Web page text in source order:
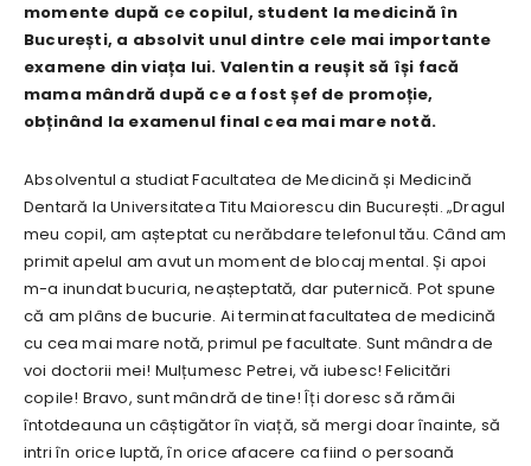
momente după ce copilul, student la medicină în
București, a absolvit unul dintre cele mai importante
examene din viața lui. Valentin a reușit să își facă
mama mândră după ce a fost șef de promoție,
obținând la examenul final cea mai mare notă.
Absolventul a studiat Facultatea de Medicină și Medicină
Dentară la Universitatea Titu Maiorescu din București. „Dragul
meu copil, am așteptat cu nerăbdare telefonul tău. Când am
primit apelul am avut un moment de blocaj mental. Și apoi
m-a inundat bucuria, neașteptată, dar puternică. Pot spune
că am plâns de bucurie. Ai terminat facultatea de medicină
cu cea mai mare notă, primul pe facultate. Sunt mândra de
voi doctorii mei! Mulțumesc Petrei, vă iubesc! Felicitări
copile! Bravo, sunt mândră de tine! Îți doresc să rămâi
întotdeauna un câștigător în viață, să mergi doar înainte, să
intri în orice luptă, în orice afacere ca fiind o persoană